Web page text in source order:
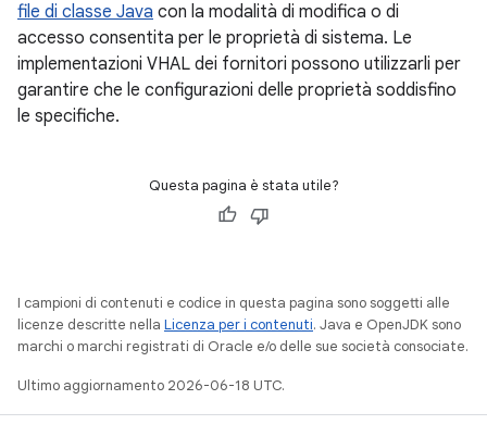
file di classe Java con la modalità di modifica o di
accesso consentita per le proprietà di sistema. Le
implementazioni VHAL dei fornitori possono utilizzarli per
garantire che le configurazioni delle proprietà soddisfino
le specifiche.
Questa pagina è stata utile?
I campioni di contenuti e codice in questa pagina sono soggetti alle
licenze descritte nella Licenza per i contenuti. Java e OpenJDK sono
marchi o marchi registrati di Oracle e/o delle sue società consociate.
Ultimo aggiornamento 2026-06-18 UTC.